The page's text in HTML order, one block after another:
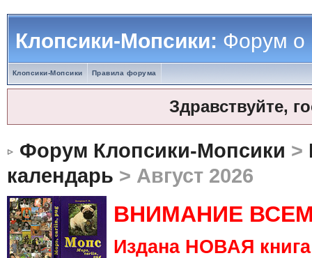
Клопсики-Мопсики:Форум о
Клопсики-Мопсики Правила форума
Здравствуйте,
Форум Клопсики-Мопсики >
календарь > Август 2026
ВНИМАНИЕ
Издана НОВАЯ